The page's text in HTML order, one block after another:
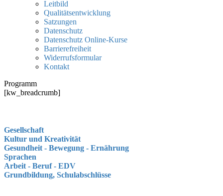
Leitbild
Qualitätsentwicklung
Satzungen
Datenschutz
Datenschutz Online-Kurse
Barrierefreiheit
Widerrufsformular
Kontakt
Programm
[kw_breadcrumb]
Gesellschaft
Kultur und Kreativität
Gesundheit - Bewegung - Ernährung
Sprachen
Arbeit - Beruf - EDV
Grundbildung, Schulabschlüsse